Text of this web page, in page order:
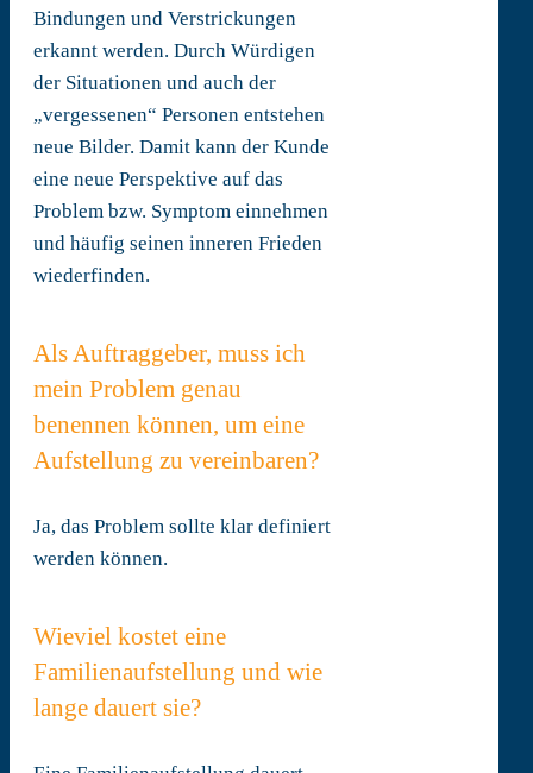
Bindungen und Verstrickungen
erkannt werden. Durch Würdigen
der Situationen und auch der
„vergessenen“ Personen entstehen
neue Bilder. Damit kann der Kunde
eine neue Perspektive auf das
Problem bzw. Symptom einnehmen
und häufig seinen inneren Frieden
wiederfinden.
Als Auftraggeber, muss ich
mein Problem genau
benennen können, um eine
Aufstellung zu vereinbaren?
Ja, das Problem sollte klar definiert
werden können.
Wieviel kostet eine
Familienaufstellung und wie
lange dauert sie?